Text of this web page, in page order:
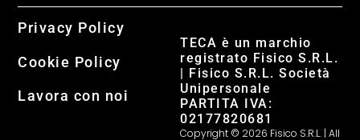
TECA è un marchio
registrato Fisico S.R.L.
| Fisico S.R.L. Società
Unipersonale
PARTITA IVA:
02177820681
Copyright © 2026 Fisico S.R.L. | All
Privacy Policy
Cookie Policy
Lavora con noi